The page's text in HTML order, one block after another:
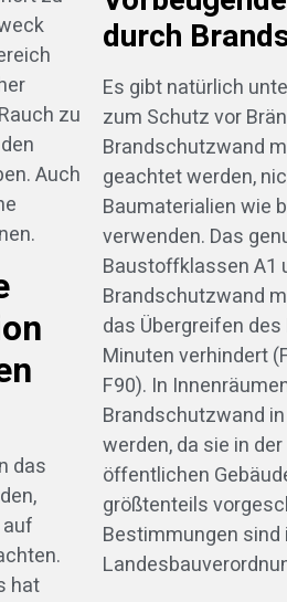
zu
Auch
das
hat
durch
Es gibt natürlich
zum Schutz vor
Brandschutzwand
geachtet werden,
Baumaterialien wie
verwenden. Das
Baustoffklassen A1
Brandschutzwand
das Übergreifen
Minuten verhindert
F90). In
Brandschutzwand
werden, da sie in
öffentlichen
größtenteils
Bestimmungen sind